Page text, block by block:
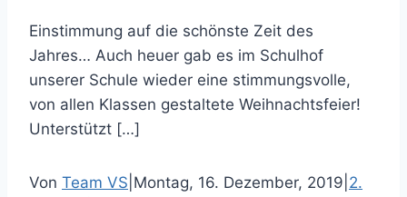
Einstimmung auf die schönste Zeit des
Jahres… Auch heuer gab es im Schulhof
unserer Schule wieder eine stimmungsvolle,
von allen Klassen gestaltete Weihnachtsfeier!
Unterstützt […]
Von Team VS Montag, 16. Dezember, 2019 2.